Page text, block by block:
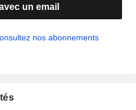
un email
nos abonnements